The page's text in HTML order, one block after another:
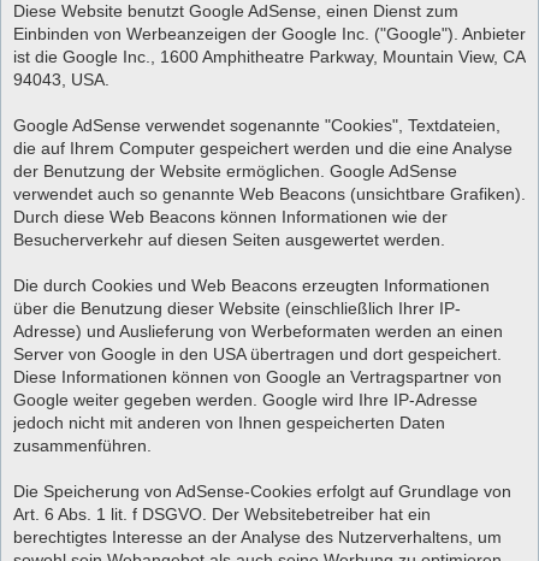
Diese Website benutzt Google AdSense, einen Dienst zum
Einbinden von Werbeanzeigen der Google Inc. ("Google"). Anbieter
ist die Google Inc., 1600 Amphitheatre Parkway, Mountain View, CA
94043, USA.
Google AdSense verwendet sogenannte "Cookies", Textdateien,
die auf Ihrem Computer gespeichert werden und die eine Analyse
der Benutzung der Website ermöglichen. Google AdSense
verwendet auch so genannte Web Beacons (unsichtbare Grafiken).
Durch diese Web Beacons können Informationen wie der
Besucherverkehr auf diesen Seiten ausgewertet werden.
Die durch Cookies und Web Beacons erzeugten Informationen
über die Benutzung dieser Website (einschließlich Ihrer IP-
Adresse) und Auslieferung von Werbeformaten werden an einen
Server von Google in den USA übertragen und dort gespeichert.
Diese Informationen können von Google an Vertragspartner von
Google weiter gegeben werden. Google wird Ihre IP-Adresse
jedoch nicht mit anderen von Ihnen gespeicherten Daten
zusammenführen.
Die Speicherung von AdSense-Cookies erfolgt auf Grundlage von
Art. 6 Abs. 1 lit. f DSGVO. Der Websitebetreiber hat ein
berechtigtes Interesse an der Analyse des Nutzerverhaltens, um